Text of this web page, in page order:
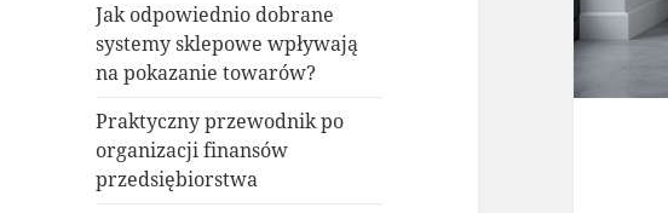
Jak odpowiednio dobrane
systemy sklepowe wpływają
na pokazanie towarów?
Praktyczny przewodnik po
organizacji finansów
przedsiębiorstwa